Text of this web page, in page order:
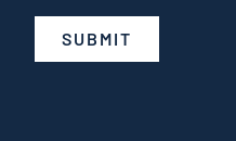
SUBMIT